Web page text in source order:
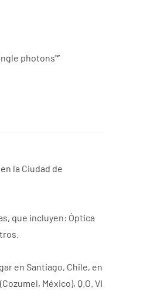
photons"”
la Ciudad de
que incluyen: Óptica
en Santiago, Chile, en
México), Q.O. VI